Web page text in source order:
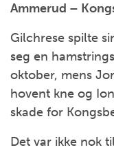
Ammerud –
Gilchrese spilte
seg en
oktober, mens
hovent kne og
skade for
Det var ikke nok